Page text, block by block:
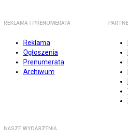
REKLAMA I PRENUMERATA
Reklama
Ogłoszenia
Prenumerata
Archiwum
NASZE WYDARZENIA